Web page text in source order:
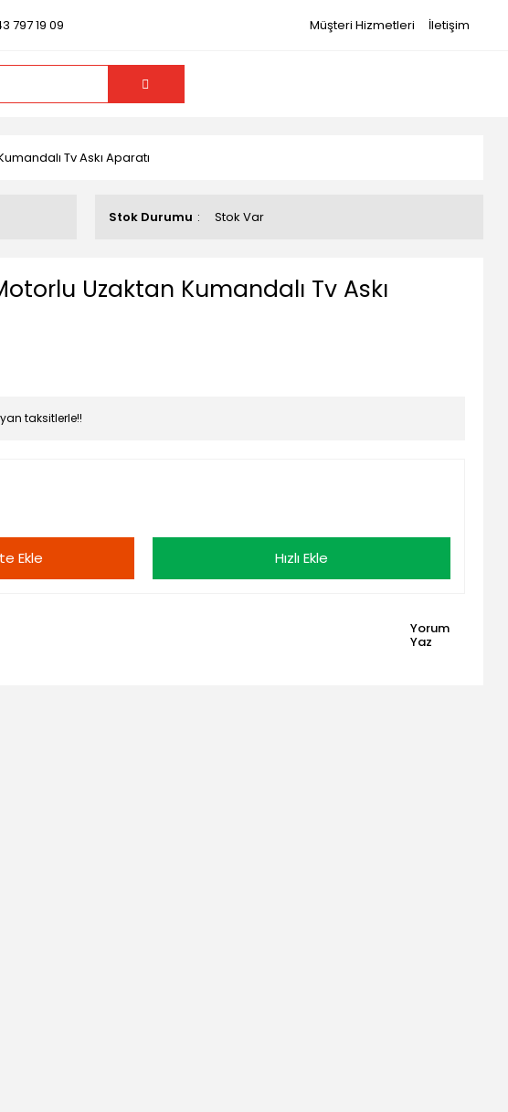
797 19 09 Müşteri Hizmetleri İletişim
Tv Askı Aparatı
Stok Durumu Stok Var
Uzaktan Kumandalı Tv Askı
taksitlerle!!
Ekle Hızlı Ekle
Yorum
Yaz